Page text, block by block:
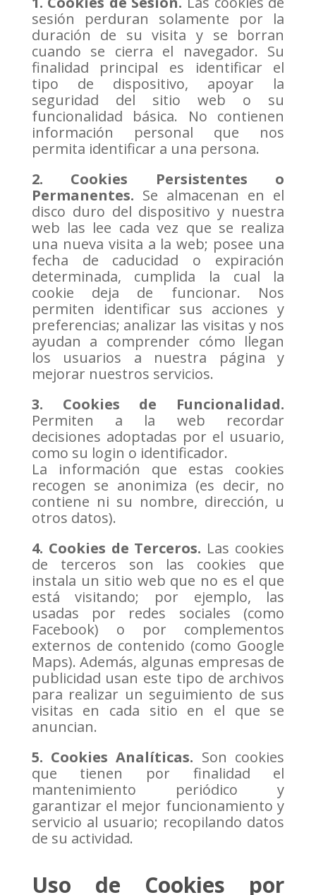
sesión perduran solamente por la
duración de su visita y se borran
cuando se cierra el navegador. Su
finalidad principal es identificar el
tipo de dispositivo, apoyar la
seguridad del sitio web o su
funcionalidad básica. No contienen
información personal que nos
permita identificar a una persona.
2. Cookies Persistentes o
Permanentes. Se almacenan en el
disco duro del dispositivo y nuestra
web las lee cada vez que se realiza
una nueva visita a la web; posee una
fecha de caducidad o expiración
determinada, cumplida la cual la
cookie deja de funcionar. Nos
permiten identificar sus acciones y
preferencias; analizar las visitas y nos
ayudan a comprender cómo llegan
los usuarios a nuestra página y
mejorar nuestros servicios.
3. Cookies de Funcionalidad.
Permiten a la web recordar
decisiones adoptadas por el usuario,
como su login o identificador.
La información que estas cookies
recogen se anonimiza (es decir, no
contiene ni su nombre, dirección, u
otros datos).
4. Cookies de Terceros. Las cookies
de terceros son las cookies que
instala un sitio web que no es el que
está visitando; por ejemplo, las
usadas por redes sociales (como
Facebook) o por complementos
externos de contenido (como Google
Maps). Además, algunas empresas de
publicidad usan este tipo de archivos
para realizar un seguimiento de sus
visitas en cada sitio en el que se
anuncian.
5. Cookies Analíticas. Son cookies
que tienen por finalidad el
mantenimiento periódico y
garantizar el mejor funcionamiento y
servicio al usuario; recopilando datos
de su actividad.
Uso de Cookies por